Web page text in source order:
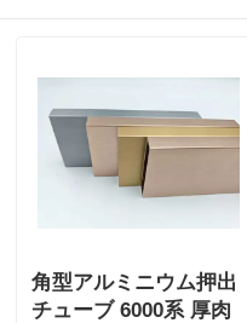
角型アルミニウム押出
チューブ 6000系 厚肉